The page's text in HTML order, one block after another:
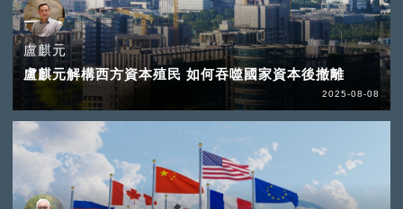
盧麒元
盧麒元解構西方資本殖民 如何吞噬國家資本後撤離
2025-08-08